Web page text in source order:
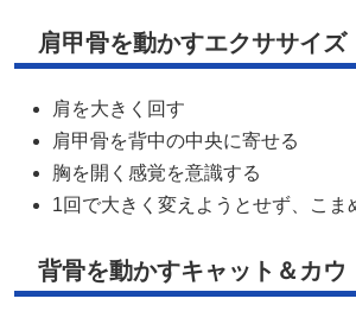
肩甲骨を動かすエクササイズ
肩を大きく回す
肩甲骨を背中の中央に寄せる
胸を開く感覚を意識する
1回で大きく変えようとせず、こま
背骨を動かすキャット＆カウ